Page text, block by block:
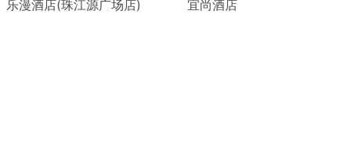
乐漫酒店(珠江源广场店) 宜尚酒店